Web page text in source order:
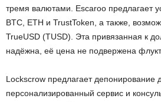
тремя валютами. Escaroo предлагает
BTC, ETH и TrustToken, а также,
TrueUSD (TUSD). Эта привязанная к
надёжна, её цена не подвержена
Lockscrow предлагает депонирование
персонализированный сервис и